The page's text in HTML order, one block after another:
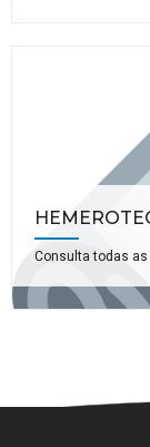
Consulta todas